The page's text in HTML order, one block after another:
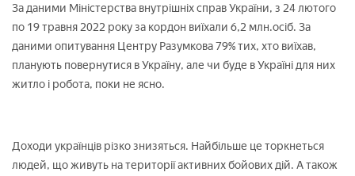
За даними Міністерства внутрішніх справ України, з 24 лютого
по 19 травня 2022 року за кордон виїхали 6,2 млн.осіб. За
даними опитування Центру Разумкова 79% тих, хто виїхав,
планують повернутися в Україну, але чи буде в Україні для них
житло і робота, поки не ясно.
Доходи українців різко знизяться. Найбільше це торкнеться
людей, що живуть на території активних бойових дій. А також